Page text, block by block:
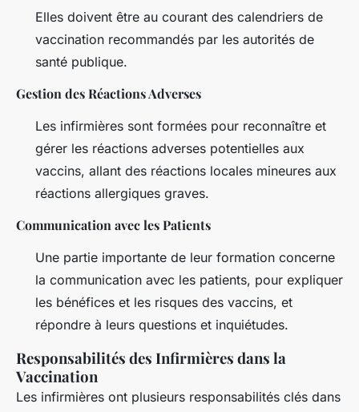
Elles doivent être au courant des calendriers de
vaccination recommandés par les autorités de
santé publique.
Gestion des Réactions Adverses
Les infirmières sont formées pour reconnaître et
gérer les réactions adverses potentielles aux
vaccins, allant des réactions locales mineures aux
réactions allergiques graves.
Communication avec les Patients
Une partie importante de leur formation concerne
la communication avec les patients, pour expliquer
les bénéfices et les risques des vaccins, et
répondre à leurs questions et inquiétudes.
Responsabilités des Infirmières dans la
Vaccination
Les infirmières ont plusieurs responsabilités clés dans